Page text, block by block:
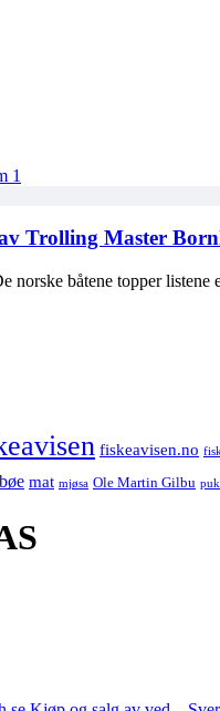
1
Trolling Master
norske båtene topper
fiskeavisen.no
mat mjøsa Ole Martin Gilbu